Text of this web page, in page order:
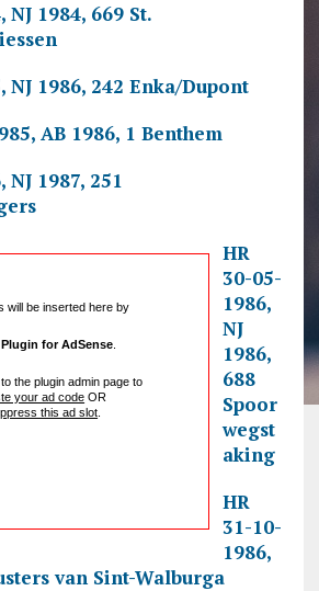
1984, 669 St.
NJ 1986, 242 Enka/Dupont
AB 1986, 1 Benthem
NJ 1987, 251
will be inserted here by
Plugin for AdSense
the plugin admin page to
your ad code OR
this ad slot
HR
30-05-
1986,
NJ
1986,
688
Spoor
wegst
aking
HR
31-10-
1986,
van Sint-Walburga